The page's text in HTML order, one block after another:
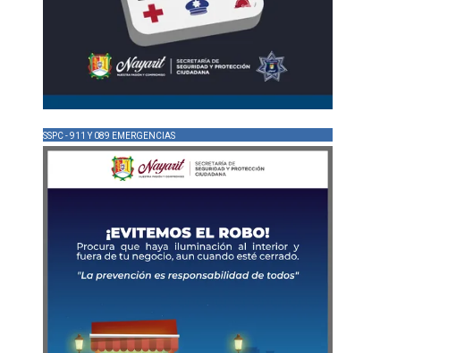
SSPC - 911 Y 089 EMERGENCIAS